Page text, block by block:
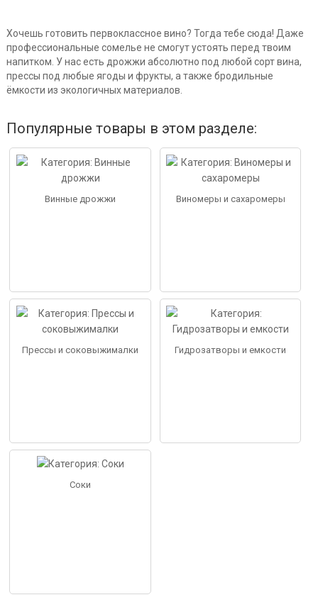
Хочешь готовить первоклассное вино? Тогда тебе сюда! Даже
профессиональные сомелье не смогут устоять перед твоим
напитком. У нас есть дрожжи абсолютно под любой сорт вина,
прессы под любые ягоды и фрукты, а также бродильные
ёмкости из экологичных материалов.
Популярные товары в этом разделе:
Винные дрожжи Виномеры и сахаромеры
Прессы и соковыжималки Гидрозатворы и емкости
Соки